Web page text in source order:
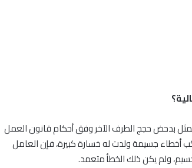
بدحض حجج الطرف الآخر وفق أحكام قانون العمل
أخطاء جسيمة ولدت له خسارة كبيرة، فإن العامل
ولم يكن ذلك الخطأ متعمد.